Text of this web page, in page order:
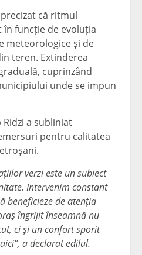
că ritmul
funcție de evoluția
meteorologice și de
teren. Extinderea
cuprinzând
unde se impun
a subliniat
pentru calitatea
verzi este un subiect
Intervenim constant
beneficieze de atenția
îngrijit înseamnă nu
ci și un confort sporit
a declarat edilul.